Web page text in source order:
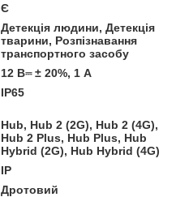
Є
Детекція людини, Детекція
тварини, Розпізнавання
транспортного засобу
12 В⎓ ± 20%, 1 А
IP65
Hub, Hub 2 (2G), Hub 2 (4G),
Hub 2 Plus, Hub Plus, Hub
Hybrid (2G), Hub Hybrid (4G)
IP
Дротовий